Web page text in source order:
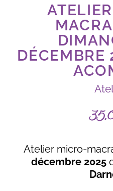
Atelier micro-
décembre 2025